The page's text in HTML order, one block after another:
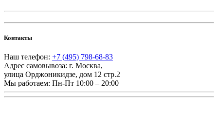
Контакты
Наш телефон: +7 (495) 798-68-83
Адрес самовывоза: г. Москва,
улица Орджоникидзе, дом 12 стр.2
Мы работаем: Пн-Пт 10:00 – 20:00